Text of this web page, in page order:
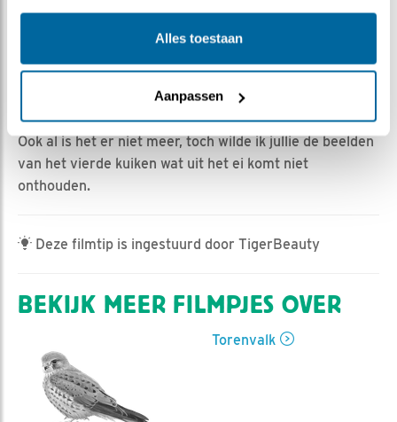
Alles toestaan
Aanpassen
HannahK | Geplaatst op 22 mei 2026, 15:56 |
leuk
Dit filmpje was al bijna af toen bleek dat afgelopen
Ook al is het er niet meer, toch wilde ik jullie de beelden
van het vierde kuiken wat uit het ei komt niet
onthouden.
Deze filmtip is ingestuurd door TigerBeauty
BEKIJK MEER FILMPJES OVER
Torenvalk